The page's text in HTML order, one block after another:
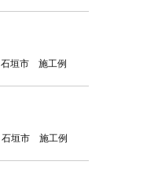
垣市 施工例
垣市 施工例